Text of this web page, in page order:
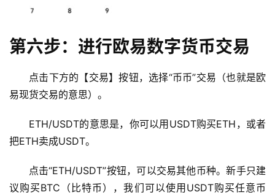
问
题
第六步：进行欧易数字货币交易
点击下方的【交易】按钮，选择“币币”交易（也就是欧
易现货交易的意思）。
ETH/USDT的意思是，你可以用USDT购买ETH，或者
把ETH卖成USDT。
点击“ETH/USDT”按钮，可以交易其他币种。新手只建
议购买BTC（比特币），我们可以使用USDT购买任意币